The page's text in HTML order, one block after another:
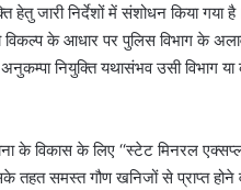
हेतु जारी निर्देशों में संशोधन किया गया
के आधार पर पुलिस विभाग के
नियुक्ति यथासंभव उसी विभाग या
के विकास के लिए ‘‘स्टेट मिनरल
समस्त गौण खनिजों से प्राप्त होने